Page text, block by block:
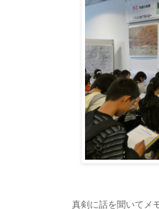
真剣に話を聞いてメ